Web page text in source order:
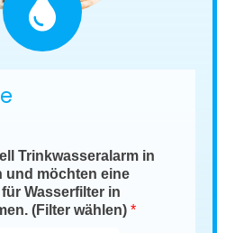
Trinkwasseralarm in
und möchten eine
Wasserfilter in
(Filter wählen)*